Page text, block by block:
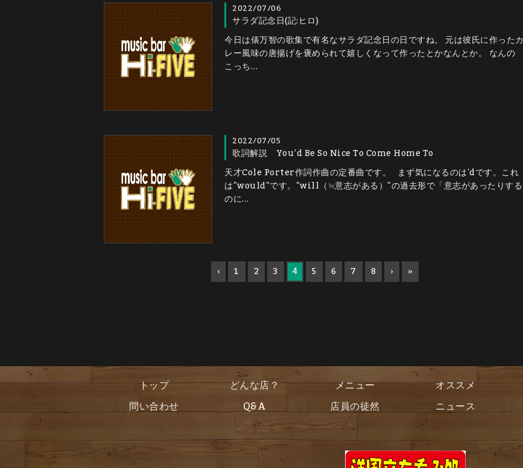
2022/07/06
サラダ記念日(記:ヒロ)
今日は俵万智の歌集で有名なサラダ記念日の日ですね。 元は彼氏に作ったカ
レー風味の唐揚げを褒められて嬉しくなって作ったとかなんとか。 なんの
こっち…
2022/07/05
歌詞解説 You’d Be So Nice To Come Home To
天才Cole Porter作詞作曲の定番曲です。 まず気になるのは'dです。これ
は"would"です。"will（≒意志がある）"の過去形で「意志があったりする
のに…
‹ 1 2 3 4 5 6 7 8 › »
トップ どんな店？ メニュー オススメ
問い合わせ
Q&A 店員の徒然 ニュース